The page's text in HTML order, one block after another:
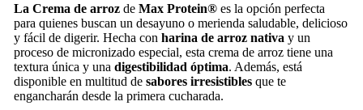
La Crema de arrozde Max Protein®es la opción perfecta
para quienes buscan un desayuno o merienda saludable, delicioso
y fácil de digerir. Hecha con harina de arroz nativa y un
proceso de micronizado especial, esta crema de arroz tiene una
textura única y una digestibilidad óptima. Además, está
disponible en multitud de sabores irresistiblesque te
engancharán desde la primera cucharada.